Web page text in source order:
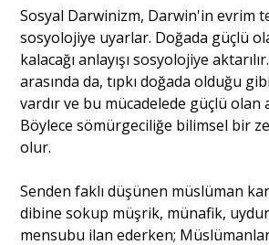
Sosyal Darwinizm, Darwin'in evrim
sosyolojiye uyarlar. Doğada güçlü
kalacağı anlayışı sosyolojiye
arasında da, tıpkı doğada olduğu
vardır ve bu mücadelede güçlü olan
Böylece sömürgeciliğe bilimsel bir
olur.
Senden faklı düşünen müslüman
dibine sokup müşrik, münafik,
mensubu ilan ederken;